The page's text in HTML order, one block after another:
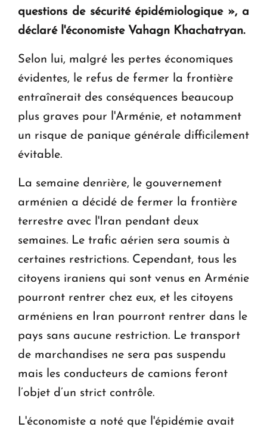
Le premier hôtel Hyatt Regency d'Arménie
ouvrira ses portes à Dilijan
questions de sécurité épidémiologique »,a
déclaré l'économiste Vahagn Khachatryan.
Selon lui, malgré les pertes économiques
évidentes, le refus de fermer la frontière
entraînerait des conséquences beaucoup
plus graves pour l'Arménie, et notamment
un risque de panique générale difficilement
évitable.
La semaine denrière, le gouvernement
arménien a décidé de fermer la frontière
terrestre avec l'Iran pendant deux
semaines. Le trafic aérien sera soumis à
certaines restrictions. Cependant, tous les
citoyens iraniens qui sont venus en Arménie
pourront rentrer chez eux, et les citoyens
arméniens en Iran pourront rentrer dans le
pays sans aucune restriction. Le transport
de marchandises ne sera pas suspendu
mais les conducteurs de camions feront
l’objet d’un strict contrôle.
L'économiste a noté que l'épidémie avait